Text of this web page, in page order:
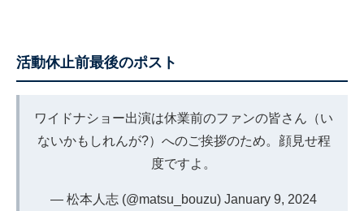
活動休止前最後のポスト
ワイドナショー出演は休業前のファンの皆さん（い
ないかもしれんが?）へのご挨拶のため。顔見せ程
度ですよ。
— 松本人志 (@matsu_bouzu) January 9, 2024